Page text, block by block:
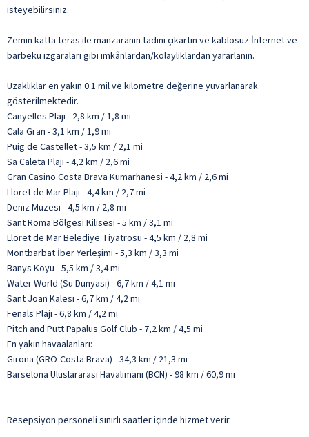
isteyebilirsiniz.
Zemin katta teras ile manzaranın tadını çıkartın ve kablosuz İnternet ve
barbekü ızgaraları gibi imkânlardan/kolaylıklardan yararlanın.
Uzaklıklar en yakın 0.1 mil ve kilometre değerine yuvarlanarak
gösterilmektedir.
Canyelles Plajı - 2,8 km / 1,8 mi
Cala Gran - 3,1 km / 1,9 mi
Puig de Castellet - 3,5 km / 2,1 mi
Sa Caleta Plajı - 4,2 km / 2,6 mi
Gran Casino Costa Brava Kumarhanesi - 4,2 km / 2,6 mi
Lloret de Mar Plajı - 4,4 km / 2,7 mi
Deniz Müzesi - 4,5 km / 2,8 mi
Sant Roma Bölgesi Kilisesi - 5 km / 3,1 mi
Lloret de Mar Belediye Tiyatrosu - 4,5 km / 2,8 mi
Montbarbat İber Yerleşimi - 5,3 km / 3,3 mi
Banys Koyu - 5,5 km / 3,4 mi
Water World (Su Dünyası) - 6,7 km / 4,1 mi
Sant Joan Kalesi - 6,7 km / 4,2 mi
Fenals Plajı - 6,8 km / 4,2 mi
Pitch and Putt Papalus Golf Club - 7,2 km / 4,5 mi
En yakın havaalanları:
Girona (GRO-Costa Brava) - 34,3 km / 21,3 mi
Barselona Uluslararası Havalimanı (BCN) - 98 km / 60,9 mi
Resepsiyon personeli sınırlı saatler içinde hizmet verir.